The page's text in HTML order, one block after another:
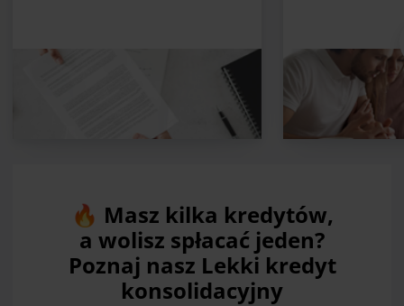
🔥 Masz kilka kredytów,
a wolisz spłacać jeden?
Poznaj nasz Lekki kredyt
konsolidacyjny